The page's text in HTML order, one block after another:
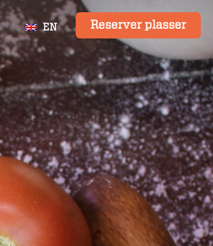
EN Reserver plasser